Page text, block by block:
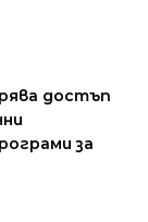
достъп
за